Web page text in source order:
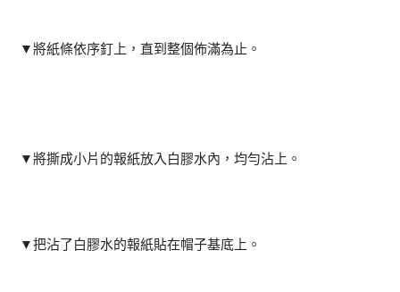
▼將紙條依序釘上，直到整個佈滿為止。
▼將撕成小片的報紙放入白膠水內，均勻沾上。
▼把沾了白膠水的報紙貼在帽子基底上。